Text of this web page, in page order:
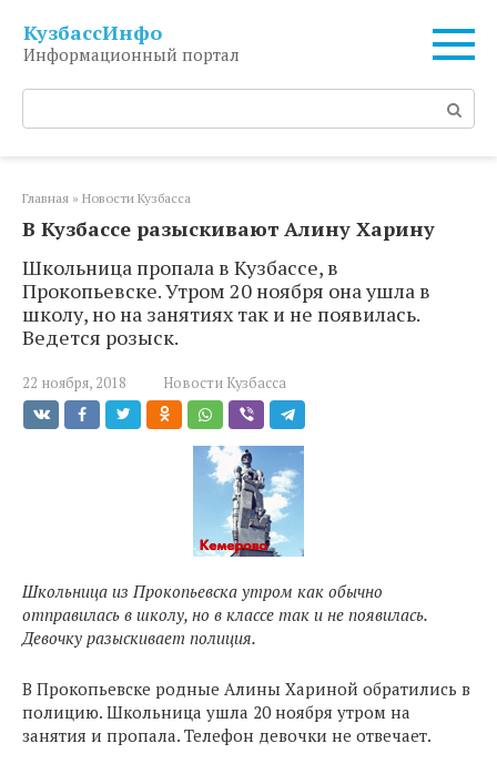
контенту
КузбассИнфо
Информационный портал
Поиск:
Главная » Новости Кузбасса
В Кузбассе разыскивают Алину Харину
Школьница пропала в Кузбассе, в
Прокопьевске. Утром 20 ноября она ушла в
школу, но на занятиях так и не появилась.
Ведется розыск.
22 ноября, 2018 Новости Кузбасса
Школьница из Прокопьевска утром как обычно
отправилась в школу, но в классе так и не появилась.
Девочку разыскивает полиция.
В Прокопьевске родные Алины Хариной обратились в
полицию. Школьница ушла 20 ноября утром на
занятия и пропала. Телефон девочки не отвечает.